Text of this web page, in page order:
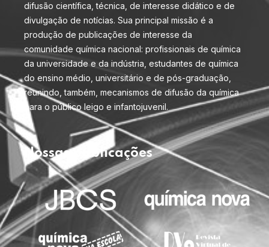
difusão científica, técnica, de interesse didático e de
divulgação de notícias. Sua principal missão é a
produção de publicações de interesse da
comunidade química nacional: profissionais de química
da universidade e da indústria, estudantes de química
do ensino médio, universitário e de pós-graduação,
reunindo, também, mecanismos de difusão da química
para o público leigo e infantojuvenil.
Nossas publicações